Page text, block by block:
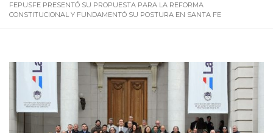
FEPUSFE PRESENTÓ SU PROPUESTA PARA LA REFORMA
CONSTITUCIONAL Y FUNDAMENTÓ SU POSTURA EN SANTA FE